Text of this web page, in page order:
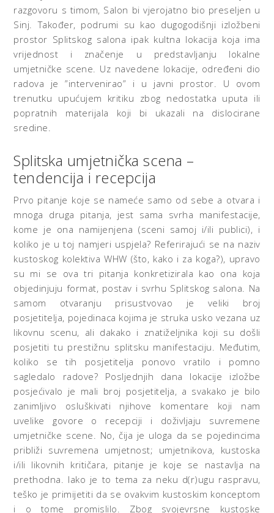
razgovoru s timom, Salon bi vjerojatno bio preseljen u
Sinj. Također, podrumi su kao dugogodišnji izložbeni
prostor Splitskog salona ipak kultna lokacija koja ima
vrijednost i značenje u predstavljanju lokalne
umjetničke scene. Uz navedene lokacije, određeni dio
radova je ”intervenirao” i u javni prostor. U ovom
trenutku upućujem kritiku zbog nedostatka uputa ili
popratnih materijala koji bi ukazali na dislocirane
sredine.
Splitska umjetnička scena –
tendencija i recepcija
Prvo pitanje koje se nameće samo od sebe a otvara i
mnoga druga pitanja, jest sama svrha manifestacije,
kome je ona namijenjena (sceni samoj i/ili publici), i
koliko je u toj namjeri uspjela? Referirajući se na naziv
kustoskog kolektiva WHW (što, kako i za koga?), upravo
su mi se ova tri pitanja konkretizirala kao ona koja
objedinjuju format, postav i svrhu Splitskog salona. Na
samom otvaranju prisustvovao je veliki broj
posjetitelja, pojedinaca kojima je struka usko vezana uz
likovnu scenu, ali dakako i znatiželjnika koji su došli
posjetiti tu prestižnu splitsku manifestaciju. Međutim,
koliko se tih posjetitelja ponovo vratilo i pomno
sagledalo radove? Posljednjih dana lokacije izložbe
posjećivalo je mali broj posjetitelja, a svakako je bilo
zanimljivo osluškivati njihove komentare koji nam
uvelike govore o recepciji i doživljaju suvremene
umjetničke scene. No, čija je uloga da se pojedincima
približi suvremena umjetnost; umjetnikova, kustoska
i/ili likovnih kritičara, pitanje je koje se nastavlja na
prethodna. Iako je to tema za neku d(r)ugu raspravu,
teško je primijetiti da se ovakvim kustoskim konceptom
i o tome promislilo. Zbog svojevrsne kustoske